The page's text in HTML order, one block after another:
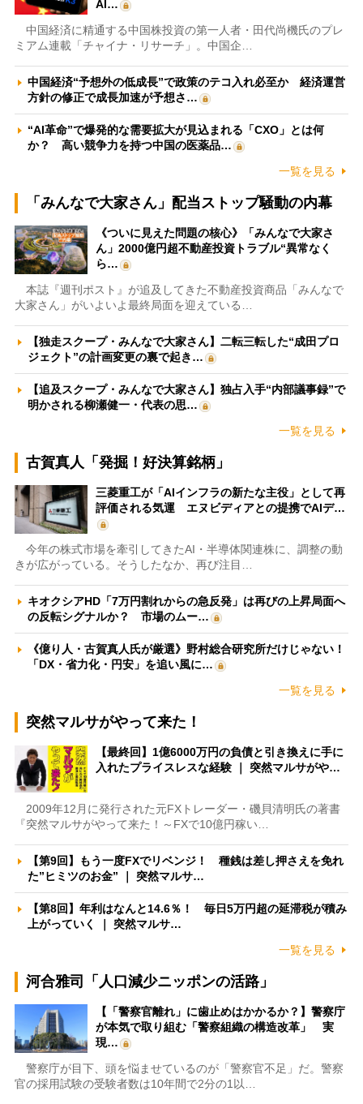
AI…
中国経済に精通する中国株投資の第一人者・田代尚機氏のプレ
ミアム連載「チャイナ・リサーチ」。中国企…
中国経済“予想外の低成長”で政策のテコ入れ必至か 経済運営
方針の修正で成長加速が予想さ…
“AI革命”で爆発的な需要拡大が見込まれる「CXO」とは何
か？ 高い競争力を持つ中国の医薬品…
一覧を見る
「みんなで大家さん」配当ストップ騒動の内幕
《ついに見えた問題の核心》「みんなで大家さ
ん」2000億円超不動産投資トラブル“異常なく
ら…
本誌『週刊ポスト』が追及してきた不動産投資商品「みんなで
大家さん」がいよいよ最終局面を迎えている…
【独走スクープ・みんなで大家さん】二転三転した“成田プロ
ジェクト”の計画変更の裏で起き…
【追及スクープ・みんなで大家さん】独占入手“内部議事録”で
明かされる柳瀬健一・代表の思…
一覧を見る
古賀真人「発掘！好決算銘柄」
三菱重工が「AIインフラの新たな主役」として再
評価される気運 エヌビディアとの提携でAIデ…
今年の株式市場を牽引してきたAI・半導体関連株に、調整の動
きが広がっている。そうしたなか、再び注目…
キオクシアHD「7万円割れからの急反発」は再びの上昇局面へ
の反転シグナルか？ 市場のムー…
《億り人・古賀真人氏が厳選》野村総合研究所だけじゃない！
「DX・省力化・円安」を追い風に…
一覧を見る
突然マルサがやって来た！
【最終回】1億6000万円の負債と引き換えに手に
入れたプライスレスな経験 ｜ 突然マルサがや…
2009年12月に発行された元FXトレーダー・磯貝清明氏の著書
『突然マルサがやって来た！～FXで10億円稼い…
【第9回】もう一度FXでリベンジ！ 種銭は差し押さえを免れ
た”ヒミツのお金” ｜ 突然マルサ…
【第8回】年利はなんと14.6％！ 毎日5万円超の延滞税が積み
上がっていく ｜ 突然マルサ…
一覧を見る
河合雅司「人口減少ニッポンの活路」
【「警察官離れ」に歯止めはかかるか？】警察庁
が本気で取り組む「警察組織の構造改革」 実
現…
警察庁が目下、頭を悩ませているのが「警察官不足」だ。警察
官の採用試験の受験者数は10年間で2分の1以…